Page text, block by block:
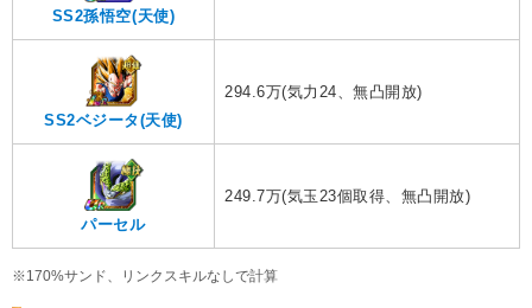
SS2孫悟空(天使)
SS2ベジータ(天使)
294.6万(気力24、無凸開放)
パーセル
249.7万(気玉23個取得、無凸開放)
※170%サンド、リンクスキルなしで計算